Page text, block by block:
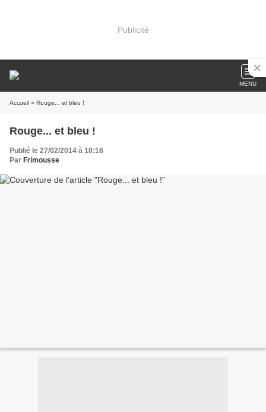
Publicité
MENU
Accueil » Rouge... et bleu !
Rouge... et bleu !
Publié le 27/02/2014 à 18:16
Par Frimousse